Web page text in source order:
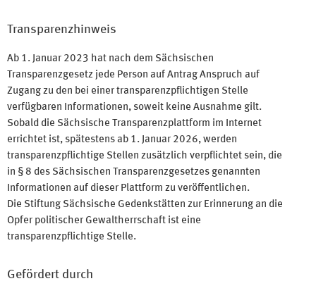
Transparenzhinweis
Ab 1. Januar 2023 hat nach dem Sächsischen
Transparenzgesetz jede Person auf Antrag Anspruch auf
Zugang zu den bei einer transparenzpflichtigen Stelle
verfügbaren Informationen, soweit keine Ausnahme gilt.
Sobald die Sächsische Transparenzplattform im Internet
errichtet ist, spätestens ab 1. Januar 2026, werden
transparenzpflichtige Stellen zusätzlich verpflichtet sein, die
in § 8 des Sächsischen Transparenzgesetzes genannten
Informationen auf dieser Plattform zu veröffentlichen.
Die Stiftung Sächsische Gedenkstätten zur Erinnerung an die
Opfer politischer Gewaltherrschaft ist eine
transparenzpflichtige Stelle.
Gefördert durch